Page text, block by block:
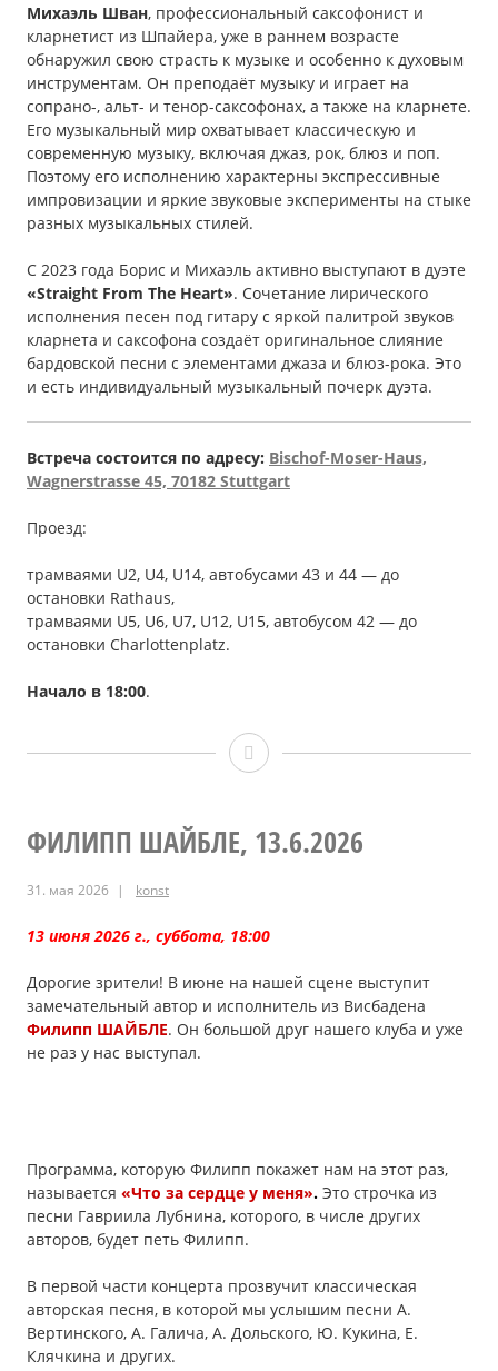
Михаэль Шван, профессиональный саксофонист и
кларнетист из Шпайера, уже в раннем возрасте
обнаружил свою страсть к музыке и особенно к духовым
инструментам. Он преподаёт музыку и играет на
сопрано-, альт- и тенор-саксофонах, а также на кларнете.
Его музыкальный мир охватывает классическую и
современную музыку, включая джаз, рок, блюз и поп.
Поэтому его исполнению характерны экспрессивные
импровизации и яркие звуковые эксперименты на стыке
разных музыкальных стилей.
С 2023 года Борис и Михаэль активно выступают в дуэте
«Straight From The Heart». Сочетание лирического
исполнения песен под гитару с яркой палитрой звуков
кларнета и саксофона создаёт оригинальное слияние
бардовской песни с элементами джаза и блюз-рока. Это
и есть индивидуальный музыкальный почерк дуэта.
Встреча состоится по адресу: Bischof-Moser-Haus,
Wagnerstrasse 45, 70182 Stuttgart
Проезд:
трамваями U2, U4, U14, автобусами 43 и 44 — до
остановки Rathaus,
трамваями U5, U6, U7, U12, U15, автобусом 42 — до
остановки Сharlottenplatz.
Начало в 18:00.
Концерт
«Straight
Heart»,
11.7.2026
ФИЛИПП ШАЙБЛЕ, 13.6.2026
31. мая 2026 konst
13 июня 2026 г., суббота, 18:00
Дорогие зрители! В июне на нашей сцене выступит
замечательный автор и исполнитель из Висбадена
Филипп ШАЙБЛЕ. Он большой друг нашего клуба и уже
не раз у нас выступал.
Программа, которую Филипп покажет нам на этот раз,
называется «Что за сердце у меня». Это строчка из
песни Гавриила Лубнина, которого, в числе других
авторов, будет петь Филипп.
В первой части концерта прозвучит классическая
авторская песня, в которой мы услышим песни А.
Вертинского, А. Галича, А. Дольского, Ю. Кукина, Е.
Клячкина и других.